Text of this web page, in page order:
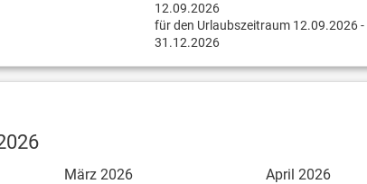
12.09.2026
für den Urlaubszeitraum 12.09.2026 -
31.12.2026
März 2026 April 2026